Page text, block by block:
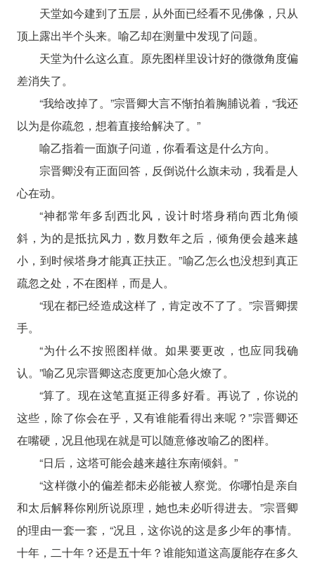
天堂如今建到了五层，从外面已经看不见佛像，只从
顶上露出半个头来。喻乙却在测量中发现了问题。
天堂为什么这么直。原先图样里设计好的微微角度偏
差消失了。
“我给改掉了。”宗晋卿大言不惭拍着胸脯说着，“我还
以为是你疏忽，想着直接给解决了。”
喻乙指着一面旗子问道，你看看这是什么方向。
宗晋卿没有正面回答，反倒说什么旗未动，我看是人
心在动。
“神都常年多刮西北风，设计时塔身稍向西北角倾
斜，为的是抵抗风力，数月数年之后，倾角便会越来越
小，到时候塔身才能真正扶正。”喻乙怎么也没想到真正
疏忽之处，不在图样，而是人。
“现在都已经造成这样了，肯定改不了了。”宗晋卿摆
手。
“为什么不按照图样做。如果要更改，也应同我确
认。”喻乙见宗晋卿这态度更加心急火燎了。
“算了。现在这笔直挺正得多好看。再说了，你说的
这些，除了你会在乎，又有谁能看得出来呢？”宗晋卿还
在嘴硬，况且他现在就是可以随意修改喻乙的图样。
“日后，这塔可能会越来越往东南倾斜。”
“这样微小的偏差都未必能被人察觉。你哪怕是亲自
和太后解释你刚所说原理，她也未必听得进去。”宗晋卿
的理由一套一套，“况且，这你说的这是多少年的事情。
十年，二十年？还是五十年？谁能知道这高厦能存在多久